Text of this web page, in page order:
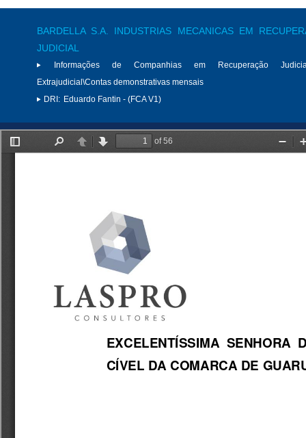
BARDELLA S.A. INDUSTRIAS MECANICAS EM
JUDICIAL
Informações de Companhias em Recuperação
Extrajudicial\Contas demonstrativas mensais
DRI: Eduardo Fantin - (FCA V1)